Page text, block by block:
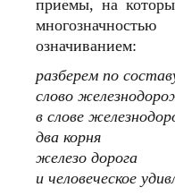
приемы, на
означиванием:
разберем по
слово
в слове
два корня
железо дорога
и человеческое